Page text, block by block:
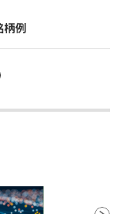
柄例